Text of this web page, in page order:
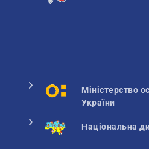
Міністерство
України
Національна